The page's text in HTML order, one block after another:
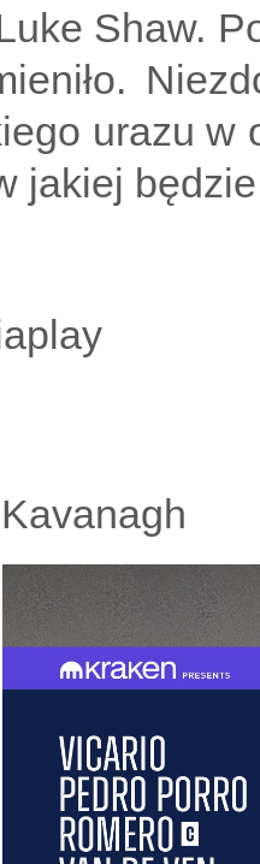
Shaw.
urazu w
jakiej